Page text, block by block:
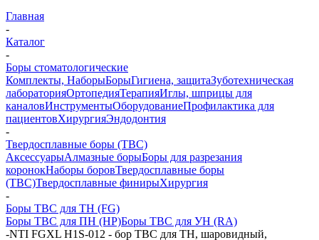
Главная
-
Каталог
-
Боры стоматологические
Комплекты, НаборыБорыГигиена, защитаЗуботехническая
лабораторияОртопедияТерапияИглы, шприцы для
каналовИнструментыОборудованиеПрофилактика для
пациентовХирургияЭндодонтия
-
Твердосплавные боры (ТВС)
АксессуарыАлмазные борыБоры для разрезания
коронокНаборы боровТвердосплавные боры
(ТВС)Твердосплавные финирыХирургия
-
Боры ТВС для ТН (FG)
Боры ТВС для ПН (HP)Боры ТВС для УН (RA)
-NTI FGXL H1S-012 - бор ТВС для ТН, шаровидный,